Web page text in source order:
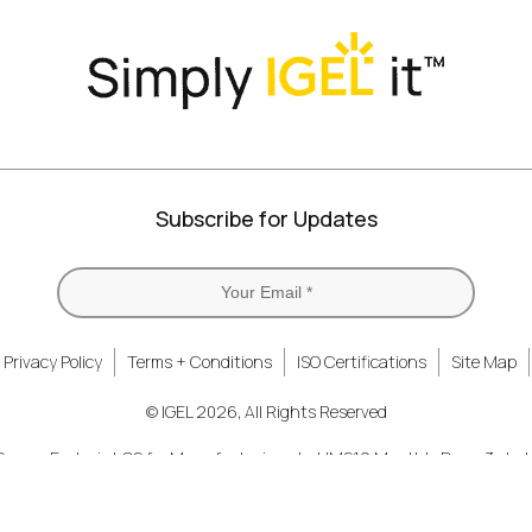
Subscribe for Updates
Privacy Policy Terms + Conditions ISO Certifications Site Map
© IGEL 2026, All Rights Reserved
Endpoint OS for Manufacturing UMS12 Monthly Demo 3